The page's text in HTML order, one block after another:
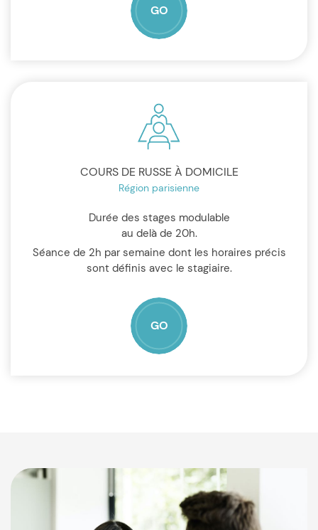
GO
COURS DE RUSSE À DOMICILE
Région parisienne
Durée des stages modulable
au delà de 20h.
Séance de 2h par semaine dont les horaires précis
sont définis avec le stagiaire.
GO